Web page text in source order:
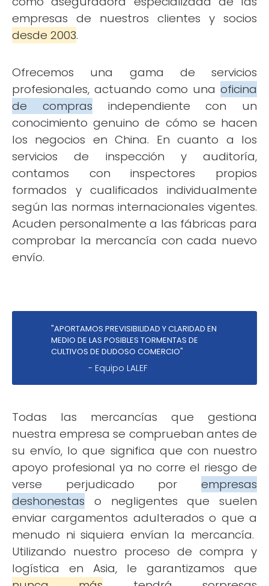
empresas de nuestros clientes y socios
desde 2003.
Ofrecemos una gama de servicios
profesionales, actuando como una oficina
de compras independiente con un
conocimiento genuino de cómo se hacen
los negocios en China. En cuanto a los
servicios de inspección y auditoría,
contamos con inspectores propios
formados y cualificados individualmente
según las normas internacionales vigentes.
Acuden personalmente a las fábricas para
comprobar la mercancía con cada nuevo
envío.
"APORTAMOS PREVISIBILIDAD Y CLARIDAD EN
MEDIO DE LAS POSIBLES TORMENTAS DE
CULTIVOS DE DUDOSO COMERCIO"
- Equipo LALEF
Todas las mercancías que gestiona
nuestra empresa se comprueban antes de
su envío, lo que significa que con nuestro
apoyo profesional ya no corre el riesgo de
verse perjudicado por empresas
deshonestas o negligentes que suelen
enviar cargamentos adulterados o que a
menudo ni siquiera envían la mercancía.
Utilizando nuestro proceso de compra y
logística en Asia, le garantizamos que